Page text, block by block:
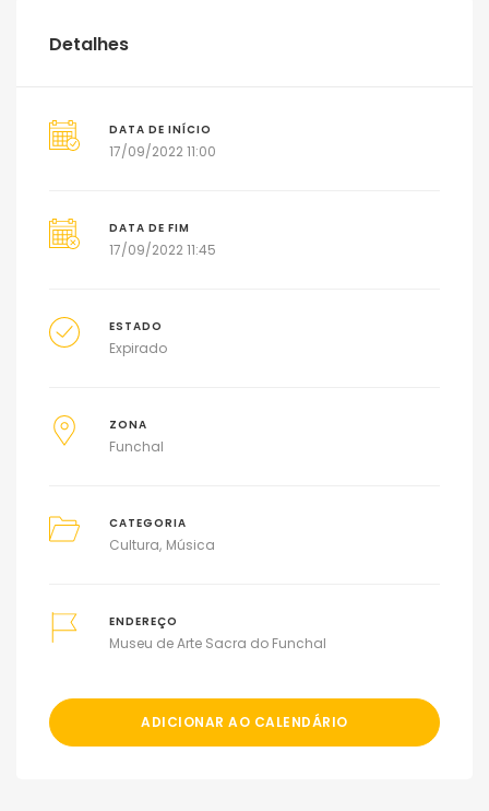
Detalhes
DATA DE INÍCIO
17/09/2022 11:00
DATA DE FIM
17/09/2022 11:45
ESTADO
Expirado
ZONA
Funchal
CATEGORIA
Cultura Música
ENDEREÇO
Museu de Arte Sacra do Funchal
ADICIONAR AO CALENDÁRIO